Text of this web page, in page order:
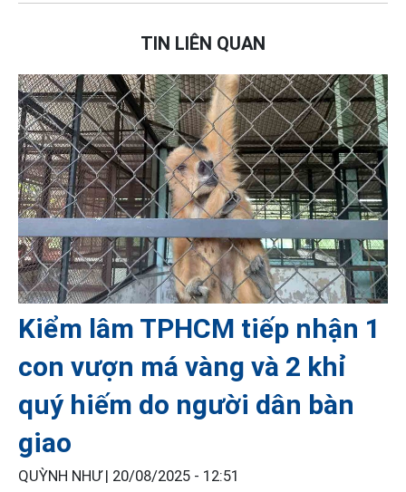
TIN LIÊN QUAN
Kiểm lâm TPHCM tiếp nhận 1
con vượn má vàng và 2 khỉ
quý hiếm do người dân bàn
giao
QUỲNH NHƯ | 20/08/2025 - 12:51